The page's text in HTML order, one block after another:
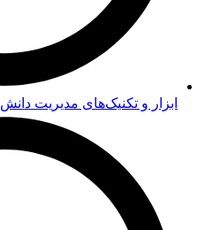
ابزار و تکنیک‌های مدیریت دانش